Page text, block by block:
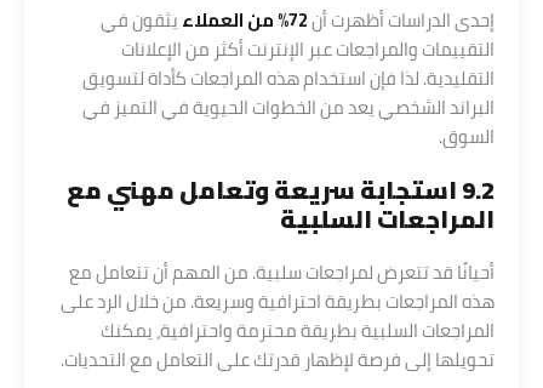
إحدى الدراسات أظهرت أن72% من العملاء
يثقون في
التقييمات والمراجعات عبر الإنترنت أكثر من الإعلانات
التقليدية. لذا فإن استخدام هذه المراجعات كأداة لتسويق
البراند الشخصي يعد من الخطوات الحيوية في التميز في
السوق.
9.2 استجابة سريعة وتعامل مهني مع
المراجعات السلبية
أحيانًا قد تتعرض لمراجعات سلبية. من المهم أن تتعامل مع
هذه المراجعات بطريقة احترافية وسريعة. من خلال الرد على
المراجعات السلبية بطريقة محترمة واحترافية، يمكنك
تحويلها إلى فرصة لإظهار قدرتك على التعامل مع التحديات.